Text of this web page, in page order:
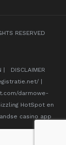
RESERVED
|
DISCLAIMER
|
darmowe-
HotSpot en
casino app